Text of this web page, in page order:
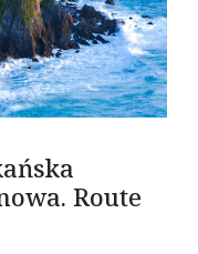
Route